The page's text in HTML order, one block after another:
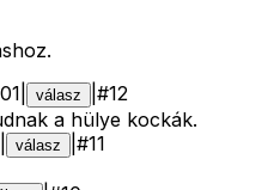
válasz #12
a hülye kockák.
válasz #11